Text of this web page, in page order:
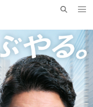
ト
内
検
索
メ
ー
を
開
く